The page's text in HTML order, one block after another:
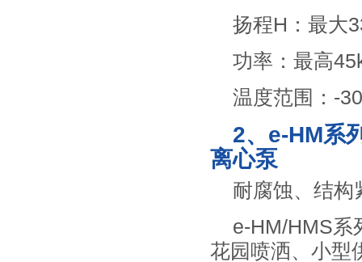
扬程H：最大
功率：最高
温度范围：-
2、e-HM系
离心泵
耐腐蚀、结构
e-HM/HMS系
花园喷洒、小型